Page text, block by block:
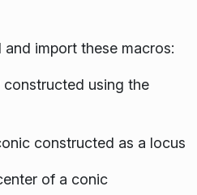
import these macros:
constructed using the
constructed as a locus
of a conic